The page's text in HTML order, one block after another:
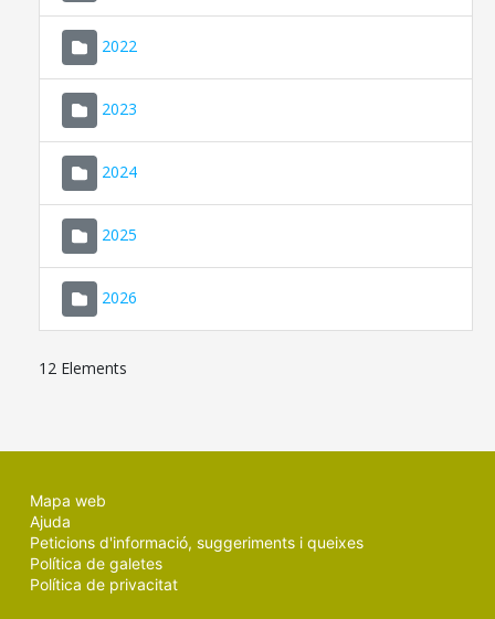
2022
2023
2024
2025
2026
12 Elements
Mapa web
Ajuda
Peticions d'informació, suggeriments i queixes
Política de galetes
Política de privacitat